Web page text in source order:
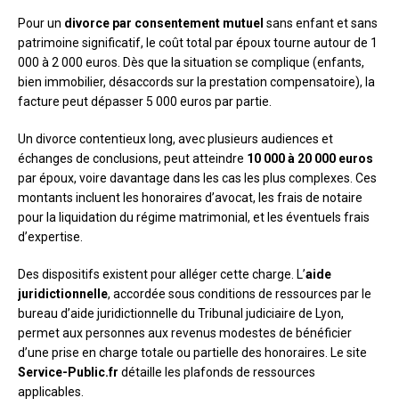
Pour un divorce par consentement mutuel sans enfant et sans
patrimoine significatif, le coût total par époux tourne autour de 1
000 à 2 000 euros. Dès que la situation se complique (enfants,
bien immobilier, désaccords sur la prestation compensatoire), la
facture peut dépasser 5 000 euros par partie.
Un divorce contentieux long, avec plusieurs audiences et
échanges de conclusions, peut atteindre 10 000 à 20 000 euros
par époux, voire davantage dans les cas les plus complexes. Ces
montants incluent les honoraires d’avocat, les frais de notaire
pour la liquidation du régime matrimonial, et les éventuels frais
d’expertise.
Des dispositifs existent pour alléger cette charge. L’aide
juridictionnelle, accordée sous conditions de ressources par le
bureau d’aide juridictionnelle du Tribunal judiciaire de Lyon,
permet aux personnes aux revenus modestes de bénéficier
d’une prise en charge totale ou partielle des honoraires. Le site
Service-Public.fr détaille les plafonds de ressources
applicables.